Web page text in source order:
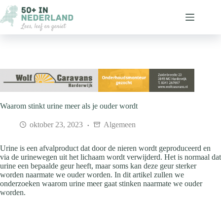
naar
de
inhoud
Waarom stinkt urine meer als je ouder wordt
oktober 23, 2023 Algemeen
Urine is een afvalproduct dat door de nieren wordt geproduceerd en
via de urinewegen uit het lichaam wordt verwijderd. Het is normaal dat
urine een bepaalde geur heeft, maar soms kan deze geur sterker
worden naarmate we ouder worden. In dit artikel zullen we
onderzoeken waarom urine meer gaat stinken naarmate we ouder
worden.